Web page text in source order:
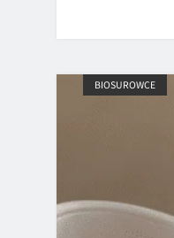
BIOSUROWCE